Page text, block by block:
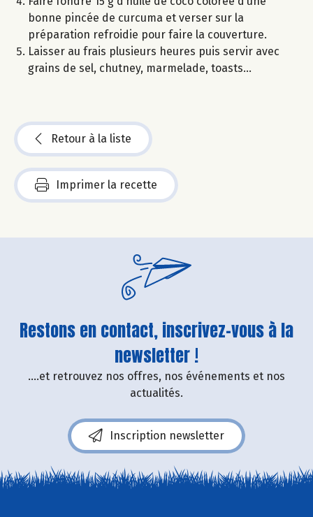
bonne pincée de curcuma et verser sur la
préparation refroidie pour faire la couverture.
Laisser au frais plusieurs heures puis servir avec
grains de sel, chutney, marmelade, toasts...
Retour à la liste
Imprimer la recette
Restons en contact, inscrivez-vous à la
newsletter !
....et retrouvez nos offres, nos événements et nos
actualités.
Inscription newsletter